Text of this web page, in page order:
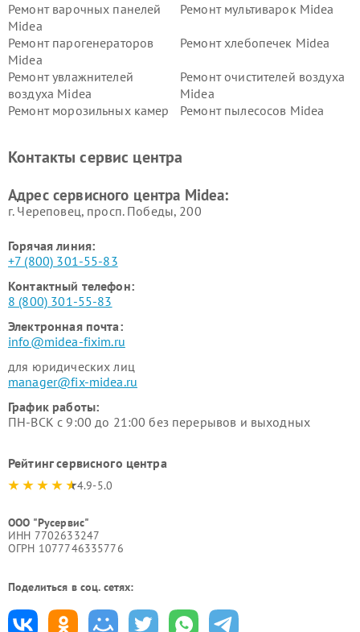
Ремонт варочных панелей
Midea
Ремонт мультиварок Midea
Ремонт парогенераторов
Midea
Ремонт хлебопечек Midea
Ремонт увлажнителей
воздуха Midea
Ремонт очистителей воздуха
Midea
Ремонт морозильных камер
Ремонт пылесосов Midea
пылесосов Midea
Midea
Контакты сервис центра
Адрес сервисного центра Midea:
г. Череповец, просп. Победы, 200
Горячая линия:
+7 (800) 301-55-83
Контактный телефон:
8 (800) 301-55-83
Электронная почта:
info@midea-fixim.ru
для юридических лиц
manager@fix-midea.ru
График работы:
ПН-ВСК с 9:00 до 21:00 без перерывов и выходных
Рейтинг сервисного центра
4.9-5.0
ООО "Русервис"
ИНН 7702633247
ОГРН 1077746335776
Поделиться в соц. сетях: